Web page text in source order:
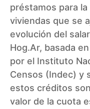
préstamos para
viviendas que se
evolución del
Hog.Ar, basada
por el Instituto
Censos (Indec) y
estos créditos
valor de la cuota